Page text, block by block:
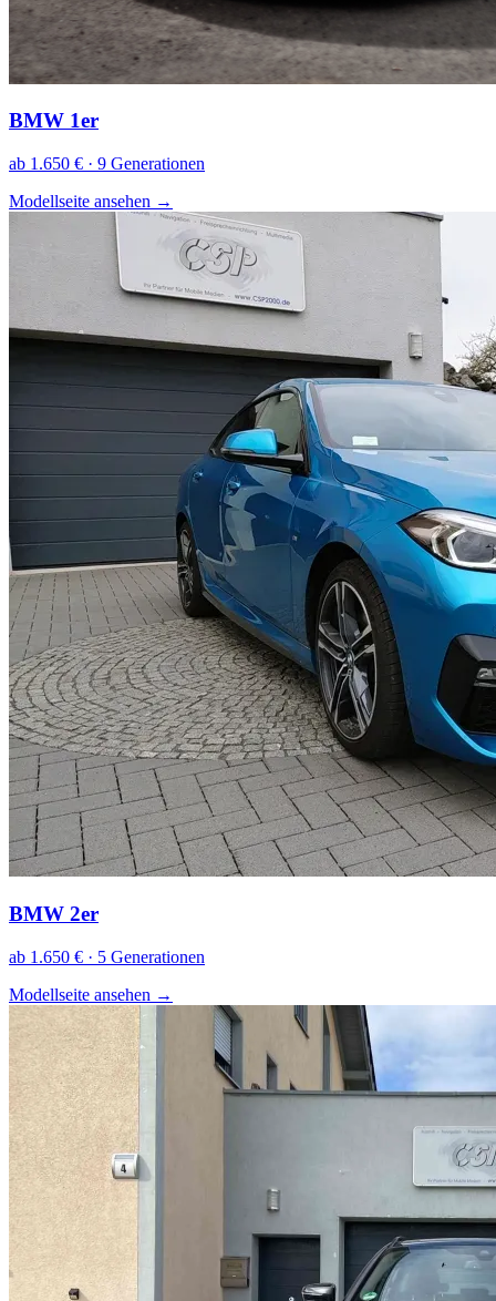
BMW 1er
ab 1.650 € · 9 Generationen
Modellseite ansehen →
BMW 2er
ab 1.650 € · 5 Generationen
Modellseite ansehen →